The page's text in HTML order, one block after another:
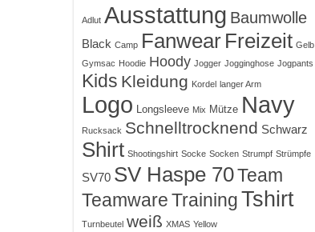
Adlut Ausstattung Baumwolle
Black Camp Fanwear Freizeit Gelb
Gymsac Hoodie Hoody Jogger Jogginghose Jogpants
Kids Kleidung Kordel langer Arm
Logo Longsleeve Mix Mütze Navy
Rucksack Schnelltrocknend Schwarz
Shirt Shootingshirt Socke Socken Strumpf Strümpfe
SV70 SV Haspe 70Team
Teamware TrainingTshirt
Turnbeutel weiß XMAS Yellow